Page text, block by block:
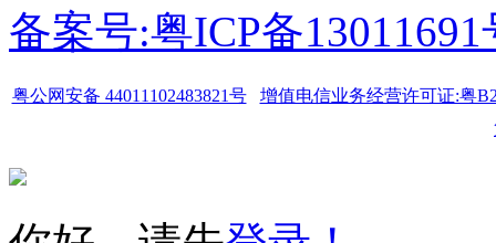
备案号:粤ICP备13011691
粤公网安备 44011102483821号
增值电信业务经营许可证:粤